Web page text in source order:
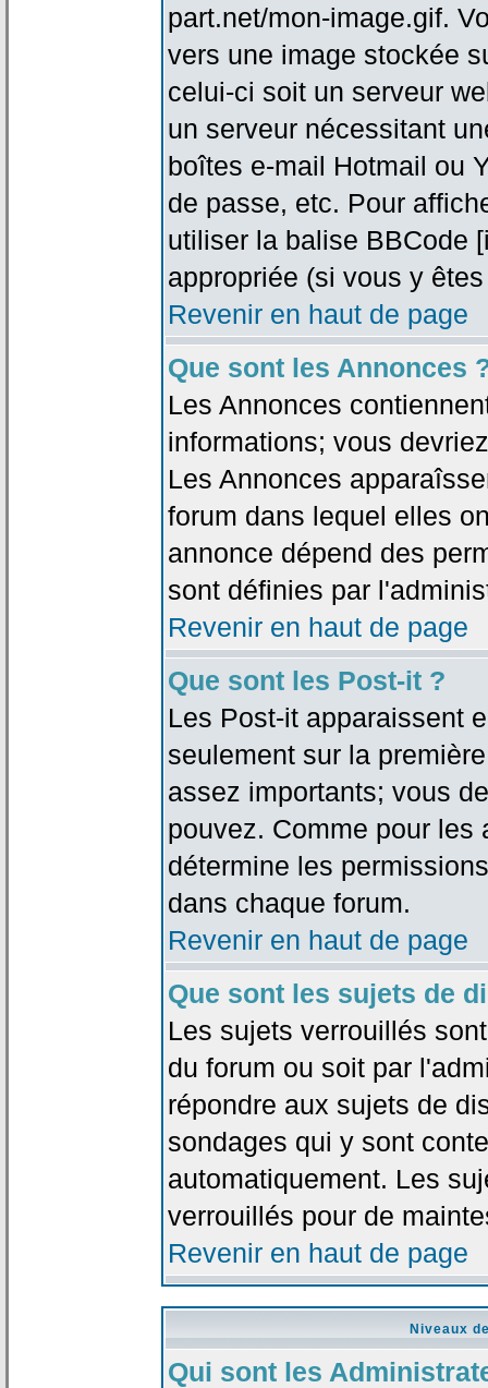
part.net/mon-image.gif.
vers une image stockée
celui-ci soit un serveur
un serveur nécessitant
boîtes e-mail Hotmail ou
de passe, etc. Pour
utiliser la balise BBCode
appropriée (si vous y
Revenir en haut de page
Que sont les Annonces
Les Annonces
informations; vous
Les Annonces
forum dans lequel elles
annonce dépend des
sont définies par
Revenir en haut de page
Que sont les Post-it ?
Les Post-it apparaissent
seulement sur la
assez importants; vous
pouvez. Comme pour les
détermine les
dans chaque forum.
Revenir en haut de page
Que sont les sujets de
Les sujets verrouillés
du forum ou soit par
répondre aux sujets de
sondages qui y sont
automatiquement. Les
verrouillés pour de
Revenir en haut de page
Niveaux
Qui sont les